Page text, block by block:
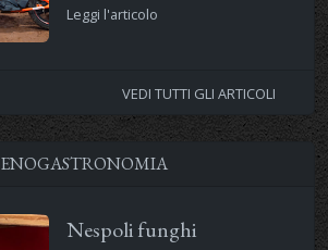
Leggi l'articolo
VEDI TUTTI GLI ARTICOLI
ENOGASTRONOMIA
Nespoli funghi